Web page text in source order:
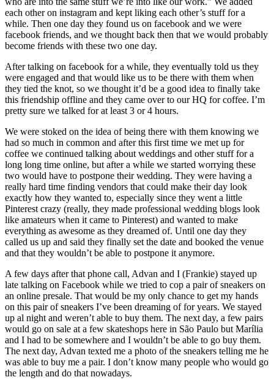
each other on instagram and kept liking each other’s stuff for a
while. Then one day they found us on facebook and we were
facebook friends, and we thought back then that we would probably
become friends with these two one day.
After talking on facebook for a while, they eventually told us they
were engaged and that would like us to be there with them when
they tied the knot, so we thought it’d be a good idea to finally take
this friendship offline and they came over to our HQ for coffee. I’m
pretty sure we talked for at least 3 or 4 hours.
We were stoked on the idea of being there with them knowing we
had so much in common and after this first time we met up for
coffee we continued talking about weddings and other stuff for a
long long time online, but after a while we started worrying these
two would have to postpone their wedding. They were having a
really hard time finding vendors that could make their day look
exactly how they wanted to, especially since they went a little
Pinterest crazy (really, they made professional wedding blogs look
like amateurs when it came to Pinterest) and wanted to make
everything as awesome as they dreamed of. Until one day they
called us up and said they finally set the date and booked the venue
and that they wouldn’t be able to postpone it anymore.
A few days after that phone call, Advan and I (Frankie) stayed up
late talking on Facebook while we tried to cop a pair of sneakers on
an online presale. That would be my only chance to get my hands
on this pair of sneakers I’ve been dreaming of for years. We stayed
up al night and weren’t able to buy them. The next day, a few pairs
would go on sale at a few skateshops here in São Paulo but Marília
and I had to be somewhere and I wouldn’t be able to go buy them.
The next day, Advan texted me a photo of the sneakers telling me he
was able to buy me a pair. I don’t know many people who would go
the length and do that nowadays.